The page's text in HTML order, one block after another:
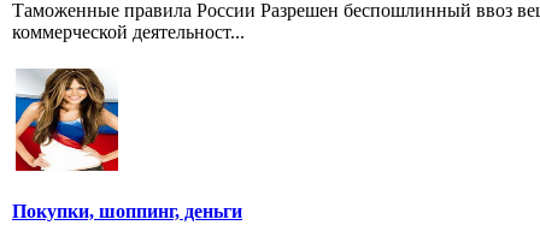
Таможенные правила России Разрешен беспошлинный ввоз
коммерческой деятельност...
Покупки, шоппинг, деньги